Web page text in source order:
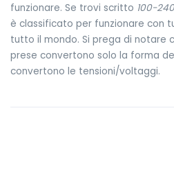
funzionare. Se trovi scritto 100-
è classificato per funzionare con
tutto il mondo. Si prega di notare
prese convertono solo la forma
convertono le tensioni/voltaggi.